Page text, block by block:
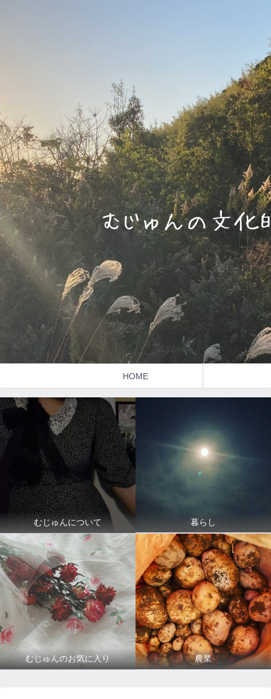
HOME
むじゅんについて 暮らし
むじゅんのお気に入り 農業